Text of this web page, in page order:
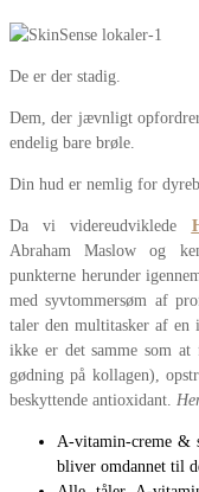
De er der stadig.
Dem, der jævnligt
endelig bare brøle.
Din hud er nemlig for
Da vi videreudviklede
Abraham Maslow og
punkterne herunder
med syvtommersøm af
taler den multitasker af en
ikke er det samme som
gødning på kollagen),
beskyttende antioxidant.
A-vitamin-creme &
bliver omdannet til